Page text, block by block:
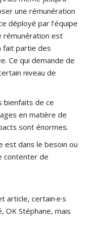
une rémunération
déployé par l’équipe
rémunération est
fait partie des
Ce qui demande de
niveau de
bienfaits de ce
en matière de
sont énormes.
est dans le besoin ou
contenter de
article, certain·e·s
OK Stéphane, mais